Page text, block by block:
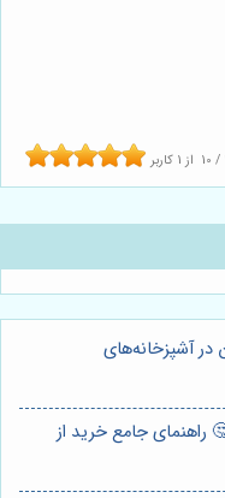
10 / از 1 کاربر
آشپزخانه‌های
جامع خرید از